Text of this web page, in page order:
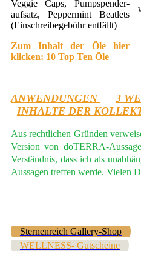
Veggie Caps, Pumpspender-
aufsatz, Peppermint Beatlets
(Einschreibegebühr entfällt)
Zum Inhalt der Öle hier
klicken: 10 Top Ten Öle
ANWENDUNGEN
3
INHALTE DER
Aus rechtlichen Gründen
Version von doTERRA-
Verständnis, dass ich als
Aussagen treffen werde. Vielen
Sternenreich Gallery-Shop
WELLNESS- Gutscheine